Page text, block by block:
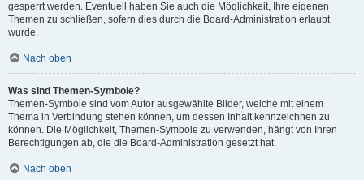
gesperrt werden. Eventuell haben Sie auch die Möglichkeit, Ihre eigenen
Themen zu schließen, sofern dies durch die Board-Administration erlaubt
wurde.
Nach oben
Was sind Themen-Symbole?
Themen-Symbole sind vom Autor ausgewählte Bilder, welche mit einem
Thema in Verbindung stehen können, um dessen Inhalt kennzeichnen zu
können. Die Möglichkeit, Themen-Symbole zu verwenden, hängt von Ihren
Berechtigungen ab, die die Board-Administration gesetzt hat.
Nach oben